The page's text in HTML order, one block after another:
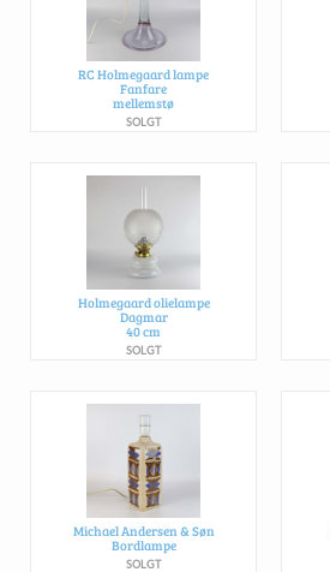
RC Holmegaard lampe
Fanfare
mellemstø
SOLGT
Holmegaard olielampe
Dagmar
40 cm
SOLGT
Michael Andersen & Søn
Bordlampe
SOLGT